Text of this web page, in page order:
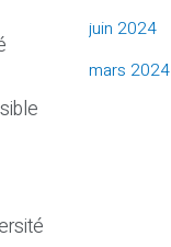
juin 2024
mars 2024